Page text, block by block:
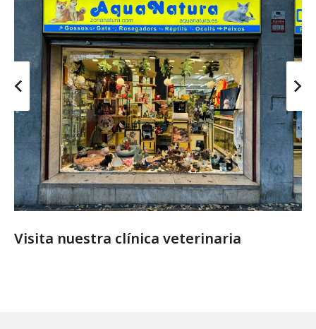
Visita nuestra clínica veterinaria